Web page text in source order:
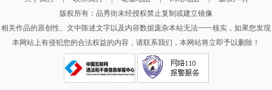
版权所有：品秀街未经授权禁止复制或建立镜像
相关作品的原创性、文中陈述文字以及内容数据庞杂本站无法一一核实，如果您发现
本网站上有侵犯您的合法权益的内容，请联系我们，本网站将立即予以删除！